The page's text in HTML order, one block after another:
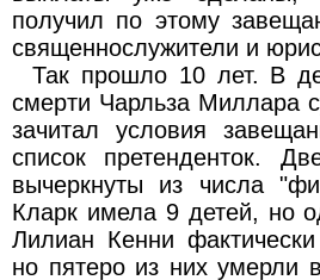
получил по этому
священнослужители и
Так прошло 10 лет. В
смерти Чарльза Миллара
зачитал условия
список претенденток.
вычеркнуты из числа
Кларк имела 9 детей, но
Лилиан Кенни
но пятеро из них умерли